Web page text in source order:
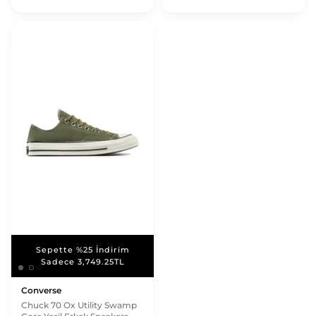
Sepette %25 İndirim
Sadece 3,749.25TL
Sepette %25 İndirim
Sadece 3,749.25TL
Converse
Chuck 70 Ox Utility Swamp